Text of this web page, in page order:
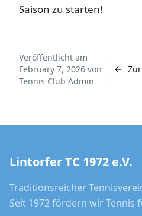
Saison zu starten!
Veröffentlicht am
February 7, 2026 von
Tennis Club Admin
Lintorfer TC 1972 e.V.
Traditionsreicher
Seit 1972 fördern wir Tennis